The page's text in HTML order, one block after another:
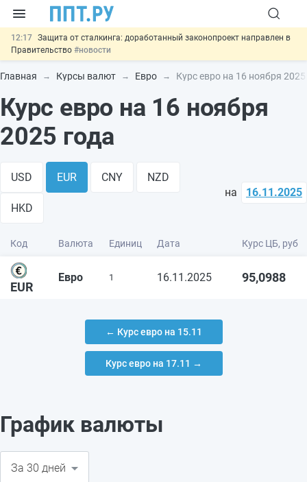
12:17 Защита от сталкинга: доработанный законопроект направлен в
Правительство #новости
11:23 Минпромторг предлагает новые формы сертификата и
декларации о соответствии
#новости
#новости
00:01
6 августа: важные документы, вступающие в силу сегодня
05.08
Важно
Подписан закон об упрощении госзакупок по 44-ФЗ
Главная Курсы валют Евро Курс евро на 16 ноября 2025
Курс евро на 16 ноября
2025 года
USD EUR CNY NZD
HKD
на 16.11.2025
Код Валюта Единиц Дата Курс ЦБ, руб
EUR
Евро 1 16.11.2025 95,0988
← Курс евро на 15.11
Курс евро на 17.11 →
График валюты